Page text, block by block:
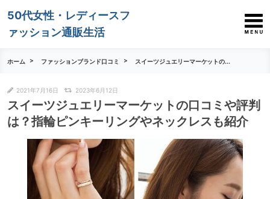
50代女性・レディースフ
ァッション通販生活
ホーム ファッションブランド口コミ スイーツジュエリーマーケットの...
2021年7月16日 2023年6月12日
スイーツジュエリーマーケットの口コミや評判
は？指輪ピンキーリングやネックレスも紹介